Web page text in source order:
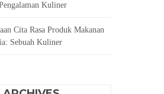
Kuliner
Cita Rasa Produk Makanan
Sebuah Kuliner